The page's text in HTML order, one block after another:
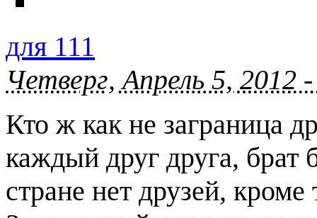
для 111
Четверг, Апрель 5, 2012
Кто ж как не заграница
каждый друг друга, брат
стране нет друзей,